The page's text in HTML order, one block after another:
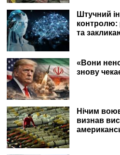
Штучний
контролю:
та
«Вони
знову
Нічим
визнав